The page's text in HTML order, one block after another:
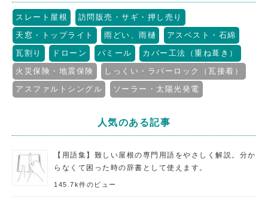
スレート屋根
訪問販売・サギ・押し売り
天窓・トップライト
雨どい、雨樋
アスベスト・石綿
瓦割り
ドローン パミール
カバー工法（重ね葺き）
火災保険・地震保険
しっくい・ラバーロック（瓦接着）
アスファルトシングル
ソーラー・太陽光発電
人気のある記事
【用語集】難しい屋根の専門用語をやさしく解説。分か
らなくて困った時の辞書として使えます。
145.7k件のビュー